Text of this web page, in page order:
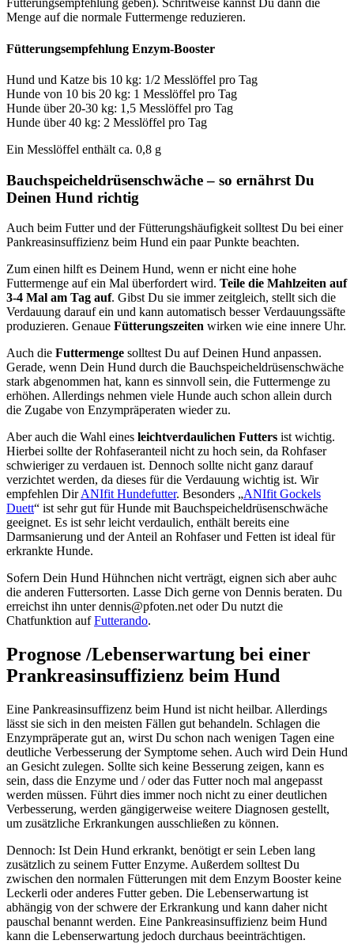
Fütterungsempfehlung geben). Schritweise kannst Du dann die
Menge auf die normale Futtermenge reduzieren.
Fütterungsempfehlung Enzym-Booster
Hund und Katze bis 10 kg: 1/2 Messlöffel pro Tag
Hunde von 10 bis 20 kg: 1 Messlöffel pro Tag
Hunde über 20-30 kg: 1,5 Messlöffel pro Tag
Hunde über 40 kg: 2 Messlöffel pro Tag
Ein Messlöffel enthält ca. 0,8 g
Bauchspeicheldrüsenschwäche – so ernährst Du
Deinen Hund richtig
Auch beim Futter und der Fütterungshäufigkeit solltest Du bei einer
Pankreasinsuffizienz beim Hund ein paar Punkte beachten.
Zum einen hilft es Deinem Hund, wenn er nicht eine hohe
Futtermenge auf ein Mal überfordert wird. Teile die Mahlzeiten auf
3-4 Mal am Tag auf. Gibst Du sie immer zeitgleich, stellt sich die
Verdauung darauf ein und kann automatisch besser Verdauungssäfte
produzieren. Genaue Fütterungszeiten wirken wie eine innere Uhr.
Auch die Futtermenge solltest Du auf Deinen Hund anpassen.
Gerade, wenn Dein Hund durch die Bauchspeicheldrüsenschwäche
stark abgenommen hat, kann es sinnvoll sein, die Futtermenge zu
erhöhen. Allerdings nehmen viele Hunde auch schon allein durch
die Zugabe von Enzympräperaten wieder zu.
Aber auch die Wahl eines leichtverdaulichen Futters ist wichtig.
Hierbei sollte der Rohfaseranteil nicht zu hoch sein, da Rohfaser
schwieriger zu verdauen ist. Dennoch sollte nicht ganz darauf
verzichtet werden, da dieses für die Verdauung wichtig ist. Wir
empfehlen DirANIfit Hundefutter. Besonders „ANIfit Gockels
Duett“ ist sehr gut für Hunde mit Bauchspeicheldrüsenschwäche
geeignet. Es ist sehr leicht verdaulich, enthält bereits eine
Darmsanierung und der Anteil an Rohfaser und Fetten ist ideal für
erkrankte Hunde.
Sofern Dein Hund Hühnchen nicht verträgt, eignen sich aber auhc
die anderen Futtersorten. Lasse Dich gerne von Dennis beraten. Du
erreichst ihn unter dennis@pfoten.net oder Du nutzt die
Chatfunktion aufFutterando.
Prognose /Lebenserwartung bei einer
Prankreasinsuffizienz beim Hund
Eine Pankreasinsuffizenz beim Hund ist nicht heilbar. Allerdings
lässt sie sich in den meisten Fällen gut behandeln. Schlagen die
Enzympräperate gut an, wirst Du schon nach wenigen Tagen eine
deutliche Verbesserung der Symptome sehen. Auch wird Dein Hund
an Gesicht zulegen. Sollte sich keine Besserung zeigen, kann es
sein, dass die Enzyme und / oder das Futter noch mal angepasst
werden müssen. Führt dies immer noch nicht zu einer deutlichen
Verbesserung, werden gängigerweise weitere Diagnosen gestellt,
um zusätzliche Erkrankungen ausschließen zu können.
Dennoch: Ist Dein Hund erkrankt, benötigt er sein Leben lang
zusätzlich zu seinem Futter Enzyme. Außerdem solltest Du
zwischen den normalen Fütterungen mit dem Enzym Booster keine
Leckerli oder anderes Futter geben. Die Lebenserwartung ist
abhängig von der schwere der Erkrankung und kann daher nicht
pauschal benannt werden. Eine Pankreasinsuffizienz beim Hund
kann die Lebenserwartung jedoch durchaus beeinträchtigen.